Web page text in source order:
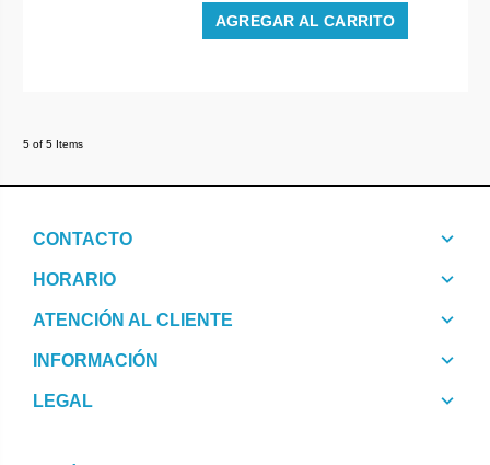
AGREGAR AL CARRITO
5 of 5 Items
CONTACTO
HORARIO
ATENCIÓN AL CLIENTE
INFORMACIÓN
LEGAL